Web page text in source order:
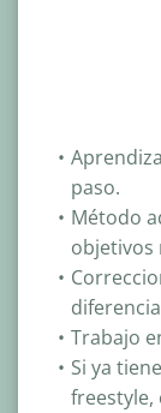
paso.
Método
objetivos
Trabajo
Si ya
freestyle,